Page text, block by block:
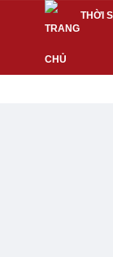
THỜI